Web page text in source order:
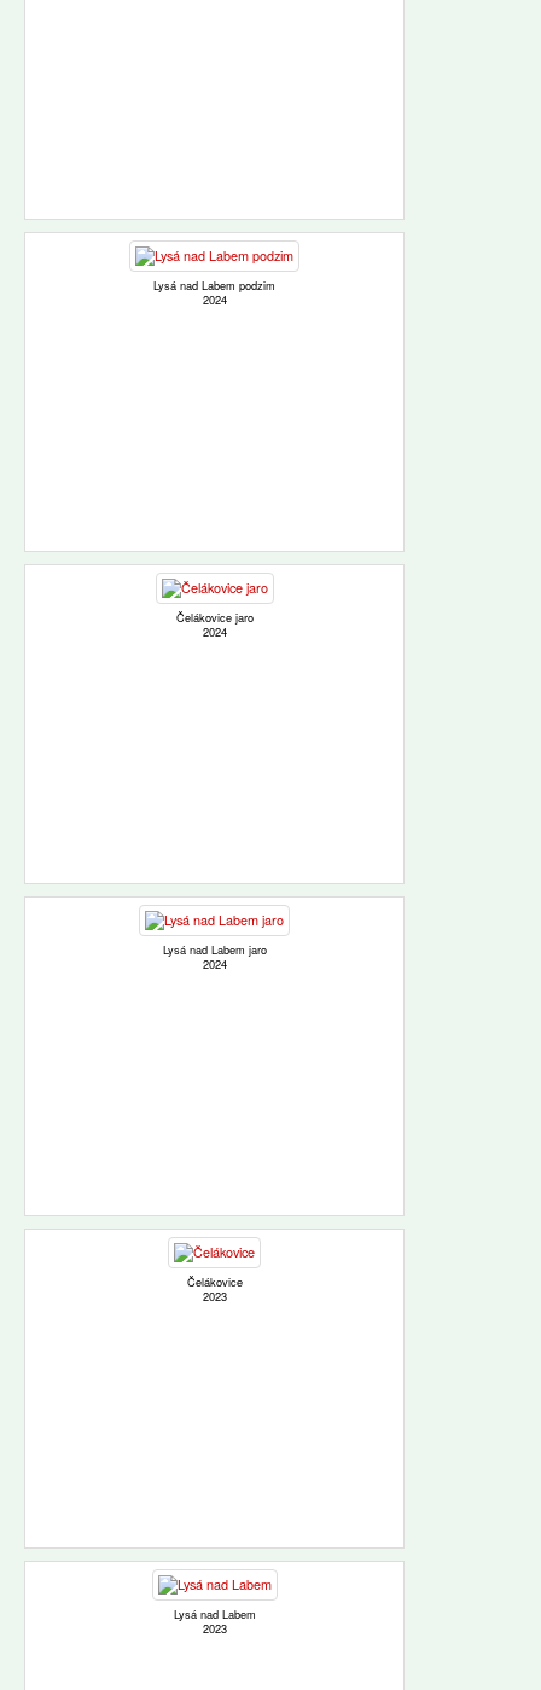
Lysá nad Labem podzim
2024
Čelákovice jaro
2024
Lysá nad Labem jaro
2024
Čelákovice
2023
Lysá nad Labem
2023